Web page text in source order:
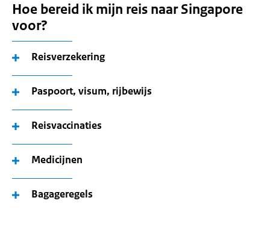
Hoe bereid ik mijn reis naar Singapore
voor?
Reisverzekering
Paspoort, visum, rijbewijs
Reisvaccinaties
Medicijnen
Bagageregels